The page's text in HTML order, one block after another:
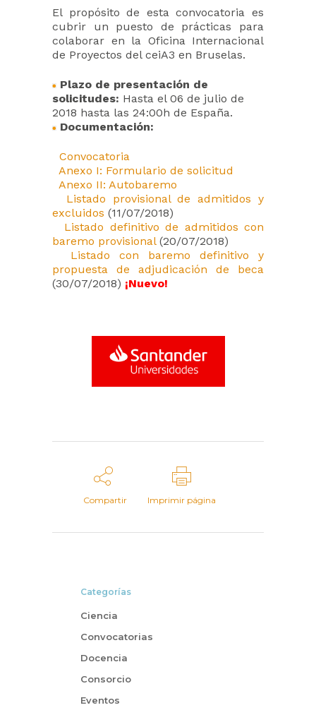
El propósito de esta convocatoria es
cubrir un puesto de prácticas para
colaborar en la Oficina Internacional
de Proyectos del ceiA3 en Bruselas.
Plazo de presentación de
solicitudes: Hasta el 06 de julio de
2018 hasta las 24:00h de España.
Documentación:
Convocatoria
Anexo I: Formulario de solicitud
Anexo II: Autobaremo
Listado provisional de admitidos y
excluidos (11/07/2018)
Listado definitivo de admitidos con
baremo provisional(20/07/2018)
Listado con baremo definitivo y
propuesta de adjudicación de beca
(30/07/2018) ¡Nuevo!
Compartir Imprimir página
Categorías
Ciencia
Convocatorias
Docencia
Consorcio
Eventos